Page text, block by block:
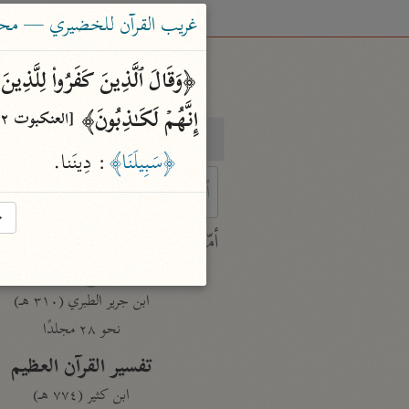
بحث تفسير
characters for results.
أمّهات
ابن جرير الطبري (٣١٠ هـ)
نحو ٢٨ مجلدًا
تفسير القرآن العظيم
ابن كثير (٧٧٤ هـ)
غريب القرآن للخضيري —
إِنَّهُمۡ لَكَـٰذِبُونَ﴾ [العنكبوت ١٢]
﴿سَبِيلَنَا﴾: دِينَنا.